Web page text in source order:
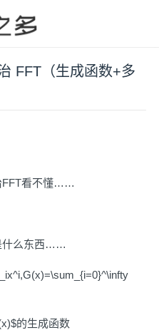
FFT（生成函数+多
FFT看不懂……
什么东西……
的生成函数